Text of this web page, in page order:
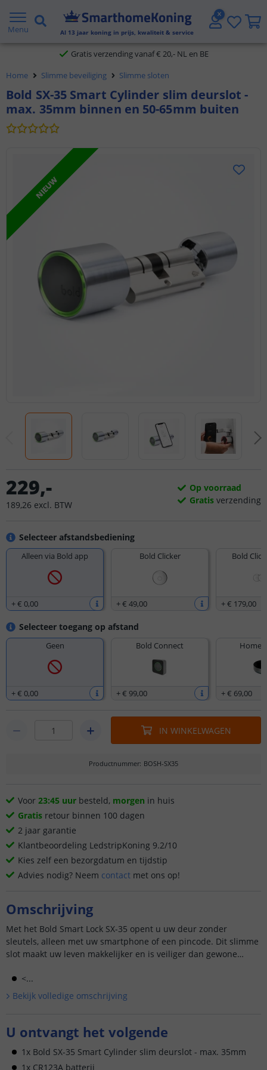
Menu Al 13 jaar koning in prijs, kwaliteit & service
2 jaar garantie
Gratis verzending vanaf € 20,- NL en BE
Klantbeoordeling 9.1
Voor 23:45 uur besteld,morgen in huis
Home Slimme beveiliging Slimme sloten
Bold SX-35 Smart Cylinder slim deurslot -
max. 35mm binnen en 50-65mm buiten
NIEUW
Selecteer afstandsbediening
Alleen via Bold app
+€ 0,00
Bold Clicker
+€ 49,00
Bold
+€ 179,00
Selecteer toegang op afstand
Geen
+€ 0,00
Bold Connect
+€ 99,00 +€ 69,00
229,-
189,26 excl. BTW
Op voorraad
Gratis verzending
IN WINKELWAGEN
Productnummer: BOSH-SX35
Voor 23:45 uur besteld, morgen in huis
Gratis retour binnen 100 dagen
2 jaar garantie
Klantbeoordeling LedstripKoning 9.2/10
Kies zelf een bezorgdatum en tijdstip
Advies nodig? Neem contact met ons op!
Omschrijving
Met het Bold Smart Lock SX-35 opent u uw deur zonder
sleutels, alleen met uw smartphone of een pincode. Dit slimme
slot maakt uw leven makkelijker en is veiliger dan gewone
<...
Bekijk volledige omschrijving
U ontvangt het volgende
1x Bold SX-35 Smart Cylinder slim deurslot - max. 35mm
1x CR123A batterij